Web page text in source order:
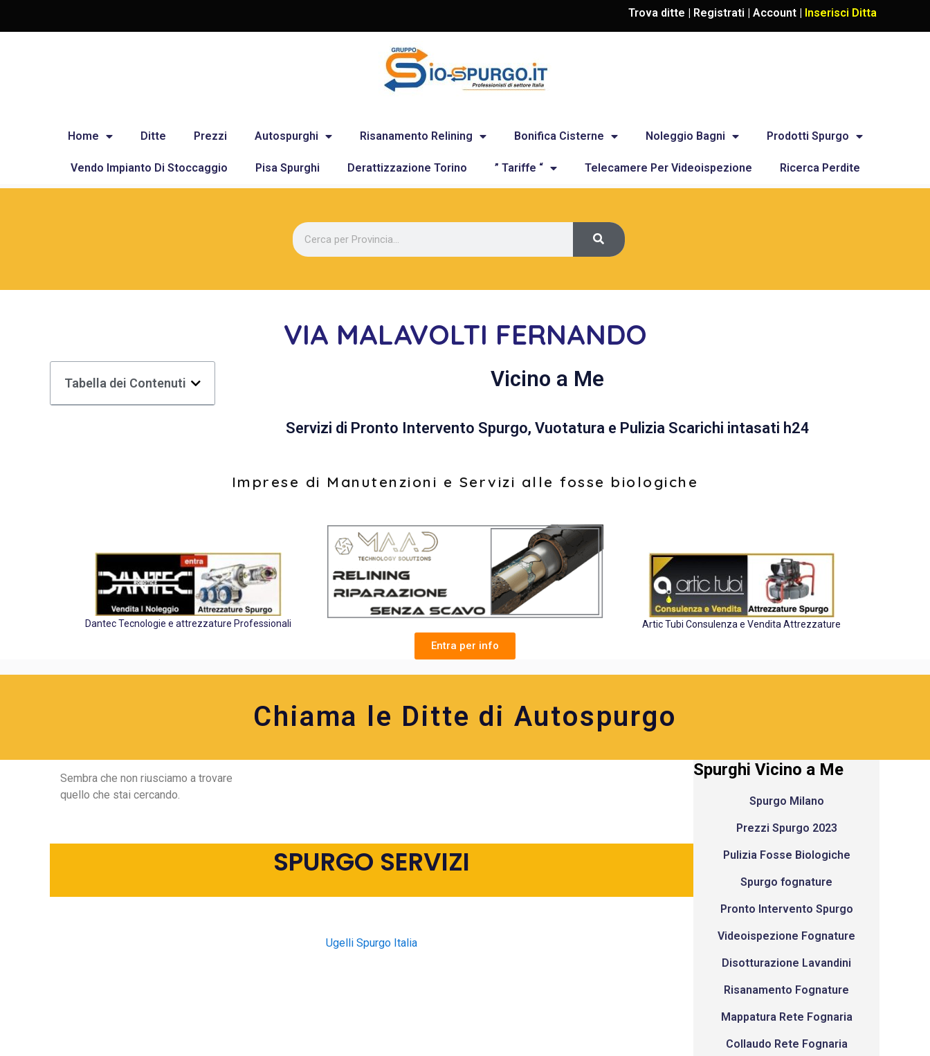
Trova ditte | Registrati | Account | Inserisci Ditta
Home Ditte Prezzi Autospurghi Risanamento Relining Bonifica Cisterne Noleggio Bagni Prodotti Spurgo
Vendo Impianto Di Stoccaggio Pisa Spurghi Derattizzazione Torino ” Tariffe “ Telecamere Per Videoispezione Ricerca Perdite
VIA MALAVOLTI FERNANDO
Tabella dei Contenuti Vicino a Me
Servizi di Pronto Intervento Spurgo, Vuotatura e Pulizia Scarichi intasati h24
Imprese di Manutenzioni e Servizi alle fosse biologiche
Dantec Tecnologie e attrezzature Professionali
Entra per info
Artic Tubi Consulenza e Vendita Attrezzature
Chiama le Ditte di Autospurgo
Sembra che non riusciamo a trovare
quello che stai cercando.
SPURGO SERVIZI
Ugelli Spurgo Italia
Spurghi Vicino a Me
Spurgo Milano
Prezzi Spurgo 2023
Pulizia Fosse Biologiche
Spurgo fognature
Pronto Intervento Spurgo
Videoispezione Fognature
Disotturazione Lavandini
Risanamento Fognature
Mappatura Rete Fognaria
Collaudo Rete Fognaria